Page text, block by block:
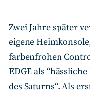
Zwei Jahre später
eigene
farbenfrohen
EDGE als
des Saturns“. Als